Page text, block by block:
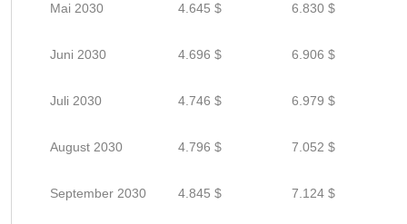
Mai 2030 4.645 $ 6.830 $
Juni 2030 4.696 $ 6.906 $
Juli 2030 4.746 $ 6.979 $
August 2030 4.796 $ 7.052 $
September 2030 4.845 $ 7.124 $